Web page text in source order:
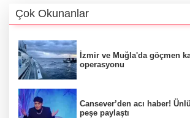
Çok Okunanlar
İzmir ve Muğla'da göçmen
operasyonu
Cansever’den acı haber!
peşe paylaştı